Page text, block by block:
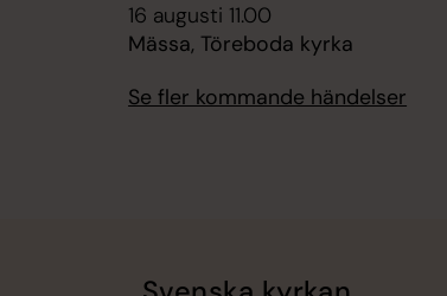
16 augusti 11.00
Mässa, Töreboda kyrka
Se fler kommande händelser